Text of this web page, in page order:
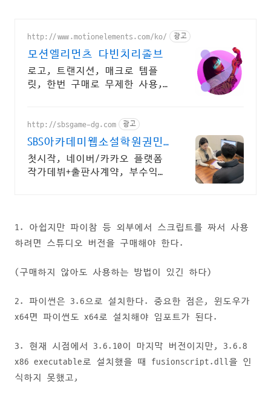
http://www.motionelements.com/ko/ 광고
모션엘리먼츠 다빈치리졸브
로고, 트랜지션, 매크로 템플
릿, 한번 구매로 무제한 사용,
http://sbsgame-dg.com 광고
SBS아카데미웹소설학원권민
정
첫시작, 네이버/카카오 플랫폼
작가데뷔+출판사계약, 부수익창
1. 아쉽지만 파이참 등 외부에서 스크립트를 짜서 사용
하려면 스튜디오 버전을 구매해야 한다.
(구매하지 않아도 사용하는 방법이 있긴 하다)
2. 파이썬은 3.6으로 설치한다. 중요한 점은, 윈도우가
x64면 파이썬도 x64로 설치해야 임포트가 된다.
3. 현재 시점에서 3.6.10이 마지막 버전이지만, 3.6.8
x86 executable로 설치했을 때 fusionscript.dll을 인
식하지 못했고,